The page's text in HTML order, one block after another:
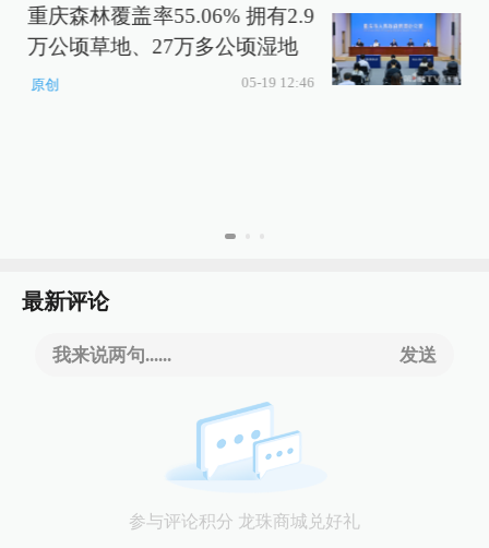
重庆森林覆盖率55.06% 拥有2.9
万公顷草地、27万多公顷湿地
原创 05-19 12:46
最新评论
我来说两句...... 发送
参与评论积分 龙珠商城兑好礼